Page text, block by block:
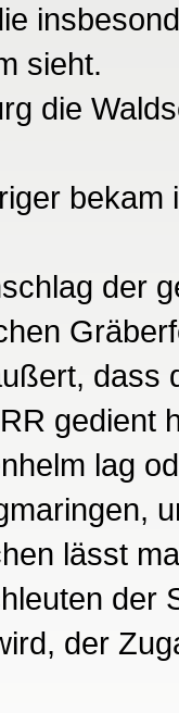
sieht.
die
der
dass
gedient
lag
lässt
der
der